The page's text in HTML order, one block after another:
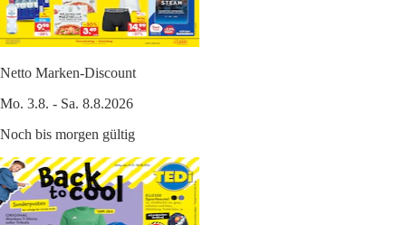
Netto Marken-Discount
Mo. 3.8. - Sa. 8.8.2026
Noch bis morgen gültig